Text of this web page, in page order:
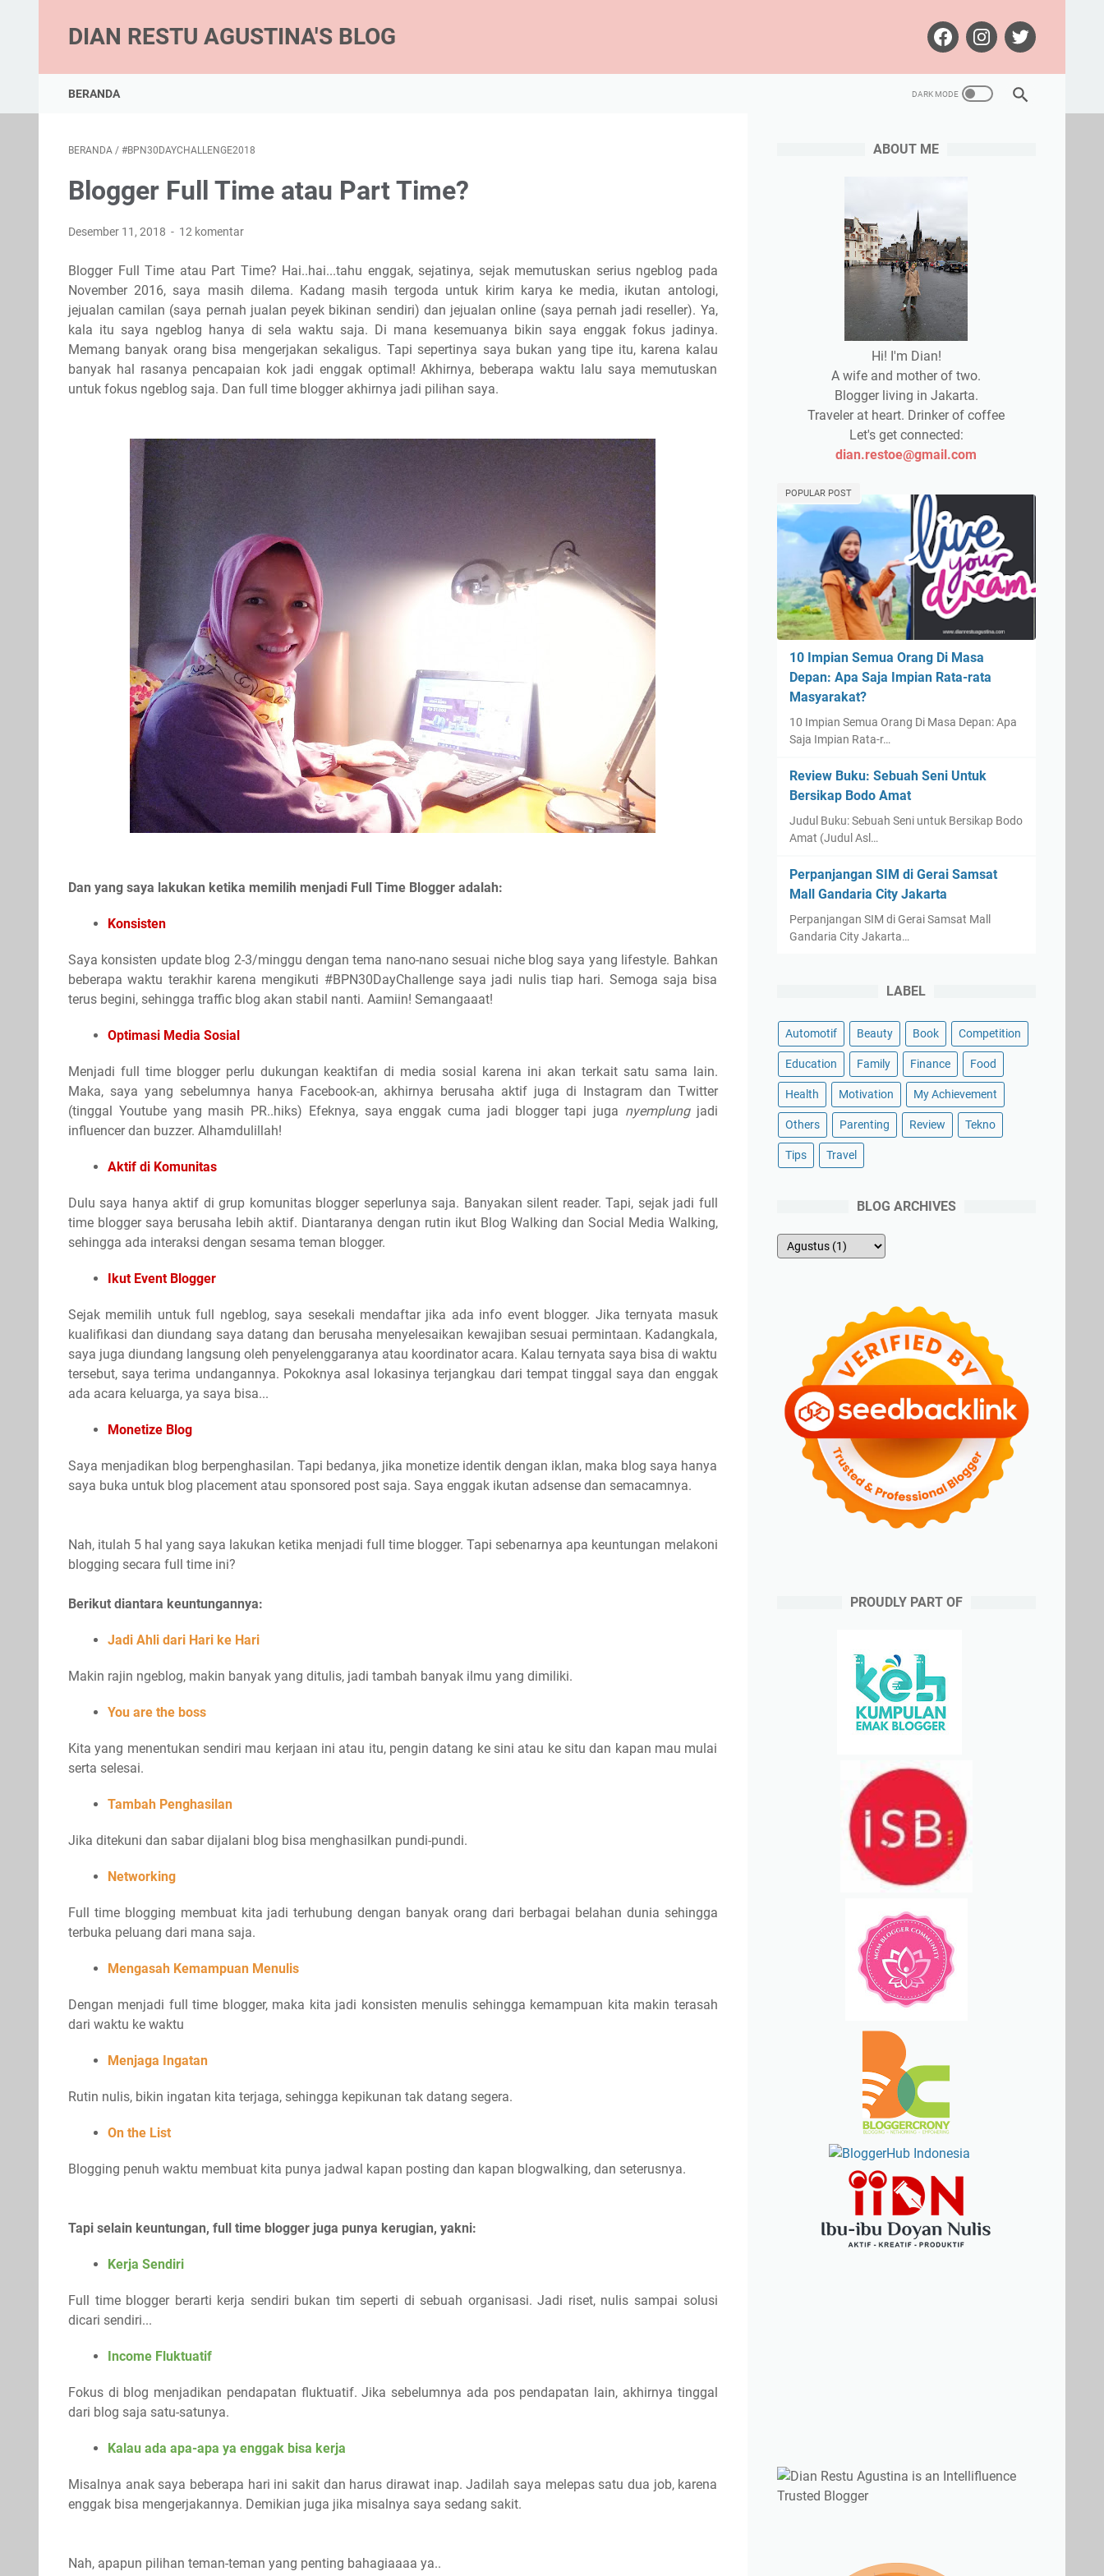
DIAN RESTU AGUSTINA'S BLOG
BERANDA
BERANDA / #BPN30DAYCHALLENGE2018
Blogger Full Time atau Part Time?
Desember 11, 2018 12 komentar
Blogger Full Time atau Part Time? Hai..hai...tahu enggak, sejatinya, sejak memutuskan serius ngeblog pada
November 2016, saya masih dilema. Kadang masih tergoda untuk kirim karya ke media, ikutan antologi,
jejualan camilan (saya pernah jualan peyek bikinan sendiri) dan jejualan online (saya pernah jadi reseller). Ya,
kala itu saya ngeblog hanya di sela waktu saja. Di mana kesemuanya bikin saya enggak fokus jadinya.
Memang banyak orang bisa mengerjakan sekaligus. Tapi sepertinya saya bukan yang tipe itu, karena kalau
banyak hal rasanya pencapaian kok jadi enggak optimal! Akhirnya, beberapa waktu lalu saya memutuskan
untuk fokus ngeblog saja. Dan full time blogger akhirnya jadi pilihan saya.
Dan yang saya lakukan ketika memilih menjadi Full Time Blogger adalah:
Konsisten
Saya konsisten update blog 2-3/minggu dengan tema nano-nano sesuai niche blog saya yang lifestyle. Bahkan
beberapa waktu terakhir karena mengikuti #BPN30DayChallenge saya jadi nulis tiap hari. Semoga saja bisa
terus begini, sehingga traffic blog akan stabil nanti. Aamiin! Semangaaat!
Optimasi Media Sosial
Menjadi full time blogger perlu dukungan keaktifan di media sosial karena ini akan terkait satu sama lain.
Maka, saya yang sebelumnya hanya Facebook-an, akhirnya berusaha aktif juga di Instagram dan Twitter
(tinggal Youtube yang masih PR..hiks) Efeknya, saya enggak cuma jadi blogger tapi juga nyemplung jadi
influencer dan buzzer. Alhamdulillah!
Aktif di Komunitas
Dulu saya hanya aktif di grup komunitas blogger seperlunya saja. Banyakan silent reader. Tapi, sejak jadi full
time blogger saya berusaha lebih aktif. Diantaranya dengan rutin ikut Blog Walking dan Social Media Walking,
sehingga ada interaksi dengan sesama teman blogger.
Ikut Event Blogger
Sejak memilih untuk full ngeblog, saya sesekali mendaftar jika ada info event blogger. Jika ternyata masuk
kualifikasi dan diundang saya datang dan berusaha menyelesaikan kewajiban sesuai permintaan. Kadangkala,
saya juga diundang langsung oleh penyelenggaranya atau koordinator acara. Kalau ternyata saya bisa di waktu
tersebut, saya terima undangannya. Pokoknya asal lokasinya terjangkau dari tempat tinggal saya dan enggak
ada acara keluarga, ya saya bisa...
Monetize Blog
Saya menjadikan blog berpenghasilan. Tapi bedanya, jika monetize identik dengan iklan, maka blog saya hanya
saya buka untuk blog placement atau sponsored post saja. Saya enggak ikutan adsense dan semacamnya.
Nah, itulah 5 hal yang saya lakukan ketika menjadi full time blogger. Tapi sebenarnya apa keuntungan melakoni
blogging secara full time ini?
Berikut diantara keuntungannya:
Jadi Ahli dari Hari ke Hari
Makin rajin ngeblog, makin banyak yang ditulis, jadi tambah banyak ilmu yang dimiliki.
You are the boss
Kita yang menentukan sendiri mau kerjaan ini atau itu, pengin datang ke sini atau ke situ dan kapan mau mulai
serta selesai.
Tambah Penghasilan
Jika ditekuni dan sabar dijalani blog bisa menghasilkan pundi-pundi.
Networking
Full time blogging membuat kita jadi terhubung dengan banyak orang dari berbagai belahan dunia sehingga
terbuka peluang dari mana saja.
Mengasah Kemampuan Menulis
Dengan menjadi full time blogger, maka kita jadi konsisten menulis sehingga kemampuan kita makin terasah
dari waktu ke waktu
Menjaga Ingatan
Rutin nulis, bikin ingatan kita terjaga, sehingga kepikunan tak datang segera.
On the List
Blogging penuh waktu membuat kita punya jadwal kapan posting dan kapan blogwalking, dan seterusnya.
Tapi selain keuntungan, full time blogger juga punya kerugian, yakni:
Kerja Sendiri
Full time blogger berarti kerja sendiri bukan tim seperti di sebuah organisasi. Jadi riset, nulis sampai solusi
dicari sendiri...
Income Fluktuatif
Fokus di blog menjadikan pendapatan fluktuatif. Jika sebelumnya ada pos pendapatan lain, akhirnya tinggal
dari blog saja satu-satunya.
Kalau ada apa-apa ya enggak bisa kerja
Misalnya anak saya beberapa hari ini sakit dan harus dirawat inap. Jadilah saya melepas satu dua job, karena
enggak bisa mengerjakannya. Demikian juga jika misalnya saya sedang sakit.
Nah, apapun pilihan teman-teman yang penting bahagiaaaa ya..
ABOUT ME
Hi! I'm Dian!
A wife and mother of two.
Blogger living in Jakarta.
Traveler at heart. Drinker of coffee
Let's get connected:
dian.restoe@gmail.com
POPULAR POST
10 Impian Semua Orang Di Masa
Depan: Apa Saja Impian Rata-rata
Masyarakat?
10 Impian Semua Orang Di Masa Depan: Apa
Saja Impian Rata-r…
Review Buku: Sebuah Seni Untuk
Bersikap Bodo Amat
Judul Buku: Sebuah Seni untuk Bersikap Bodo
Amat (Judul Asl…
Perpanjangan SIM di Gerai Samsat
Mall Gandaria City Jakarta
Perpanjangan SIM di Gerai Samsat Mall
Gandaria City Jakarta…
LABEL
Automotif Beauty Book Competition
Education Family Finance Food
Health Motivation My Achievement
Others Parenting Review Tekno
Tips Travel
BLOG ARCHIVES
PROUDLY PART OF